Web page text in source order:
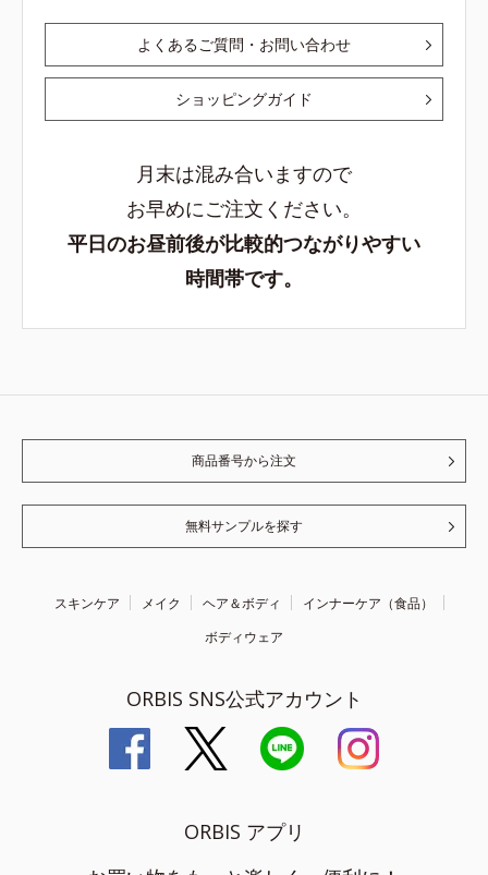
よくあるご質問・お問い合わせ
ショッピングガイド
月末は混み合いますので
お早めにご注文ください。
平日のお昼前後が比較的つながりやすい
時間帯です。
商品番号から注文
無料サンプルを探す
スキンケア メイク ヘア＆ボディ
インナーケア（食品）
ボディウェア
ORBIS SNS公式アカウント
ORBIS アプリ